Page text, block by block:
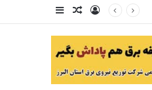
ورود مقاله تصادفی